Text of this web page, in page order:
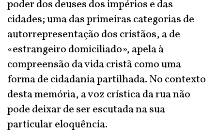
poder dos deuses dos impérios e das
cidades; uma das primeiras categorias de
autorrepresentação dos cristãos, a de
«estrangeiro domiciliado», apela à
compreensão da vida cristã como uma
forma de cidadania partilhada. No contexto
desta memória, a voz crística da rua não
pode deixar de ser escutada na sua
particular eloquência.